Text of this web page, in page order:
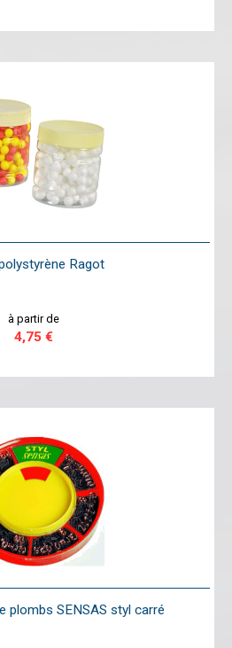
Ragot
à partir de
4,75 €
plombs SENSAS styl carré